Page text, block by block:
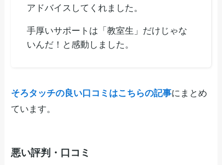
アドバイスしてくれました。
手厚いサポートは「教室生」だけじゃな
いんだ！と感動しました。
そろタッチの良い口コミはこちらの記事にまとめ
ています。
悪い評判・口コミ